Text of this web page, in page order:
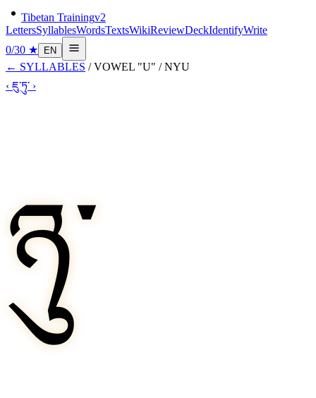
Tibetan Trainingv2
LettersSyllablesWordsTextsWikiReviewDeckIdentifyWrite
0/30 ★ EN
← SYLLABLES / VOWEL "U" / NYU
‹ ཇུ་ཏུ་ ›
ཉུ་